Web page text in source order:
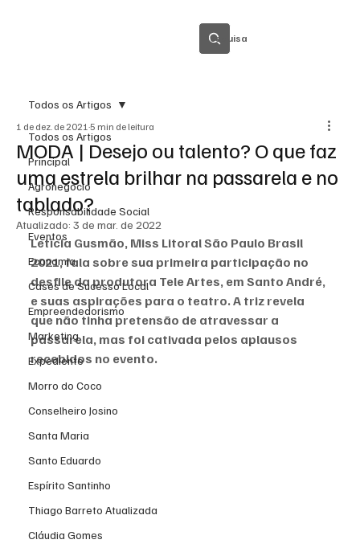
Pesquisa
Todos os Artigos
Principal
Agronegócio
Responsabilidade Social
Eventos
Economia
Cases de Sucesso Local
Empreendedorismo
Marketing
Expediente
Morro do Coco
Conselheiro Josino
Santa Maria
Santo Eduardo
Espírito Santinho
Thiago Barreto Atualizada
Cláudia Gomes
Todos os Artigos
MODA | Desejo ou talento? O que faz
uma estrela brilhar na passarela e no
tablado?
1 de dez. de 2021 5 min de leitura
Atualizado: 3 de mar. de 2022
Letícia Gusmão, Miss Litoral São Paulo Brasil
2021, fala sobre sua primeira participação no
desfile da produtora Tele Artes, em Santo André,
e suas aspirações para o teatro. A triz revela
que não tinha pretensão de atravessar a
passarela, mas foi cativada pelos aplausos
recebidos no evento.